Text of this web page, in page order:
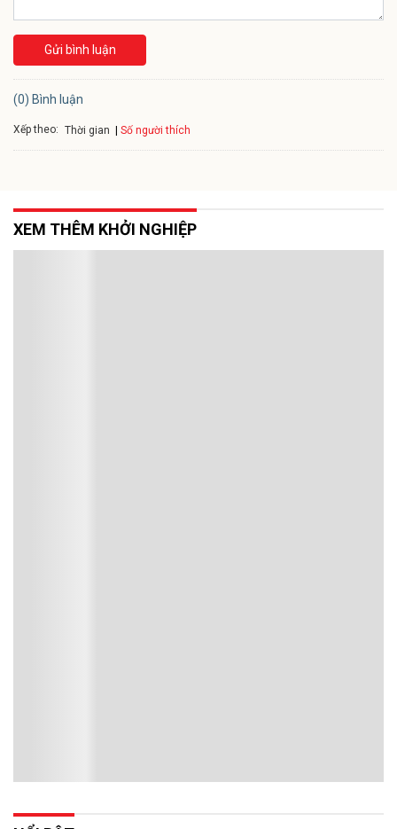
Gửi bình luận
(0) Bình luận
Xếp theo: Thời gian Số người thích
XEM THÊM KHỞI NGHIỆP